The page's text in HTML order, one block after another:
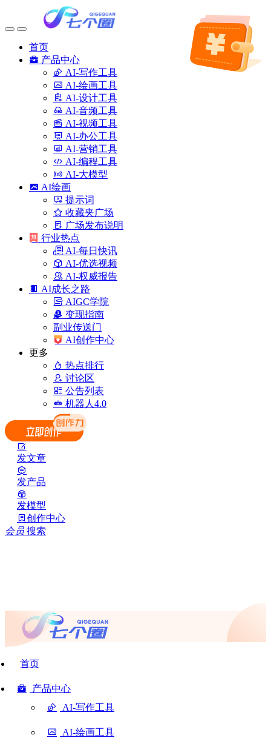
首页
产品中心
AI-写作工具
AI-绘画工具
AI-设计工具
AI-音频工具
AI-视频工具
AI-办公工具
AI-营销工具
AI-编程工具
AI-大模型
AI绘画
提示词
收藏夹广场
广场发布说明
行业热点
AI-每日快讯
AI-优选视频
AI-权威报告
AI成长之路
AIGC学院
变现指南
副业传送门
AI创作中心
更多
热点排行
讨论区
公告列表
机器人4.0
发文章
发产品
发模型
创作中心
会员 搜索
首页
产品中心
AI-写作工具
AI-绘画工具